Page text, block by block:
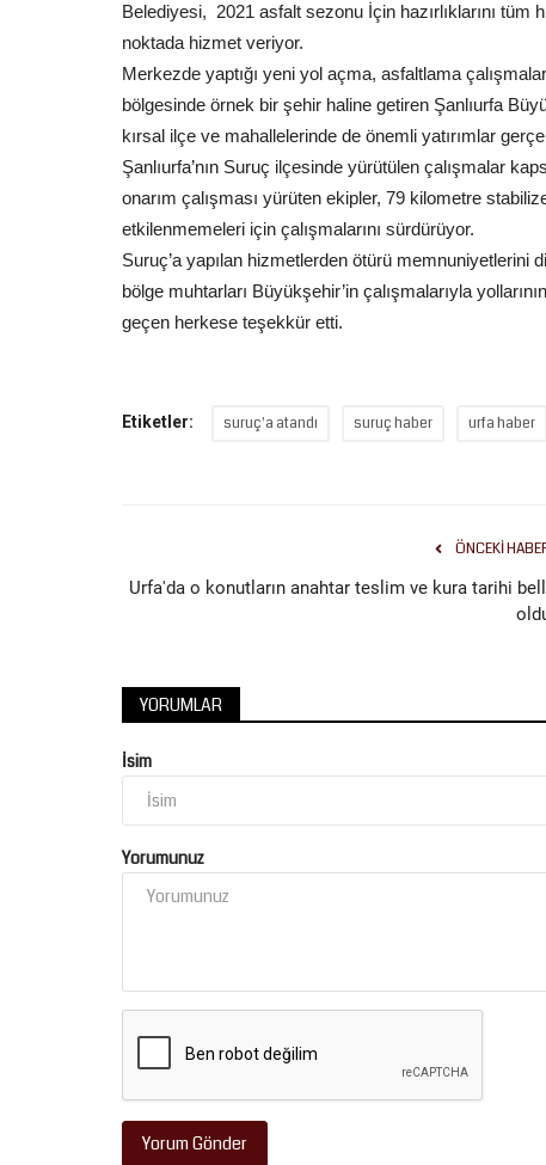
Belediyesi, 2021 asfalt sezonu İçin hazırlıklarını tüm
noktada hizmet veriyor.
Merkezde yaptığı yeni yol açma, asfaltlama
bölgesinde örnek bir şehir haline getiren Şanlıurfa
kırsal ilçe ve mahallelerinde de önemli yatırımlar
Şanlıurfa’nın Suruç ilçesinde yürütülen çalışmalar
onarım çalışması yürüten ekipler, 79 kilometre
etkilenmemeleri için çalışmalarını sürdürüyor.
Suruç’a yapılan hizmetlerden ötürü
bölge muhtarları Büyükşehir’in çalışmalarıyla
geçen herkese teşekkür etti.
Etiketler: suruç'a atandı suruç haber urfa haber
ÖNCEKI
Urfa'da o konutların anahtar teslim ve kura tarihi
YORUMLAR
İsim
Yorumunuz
Yorum Gönder
Siyaset
Karaköprü Yaşam Park Çürümeye
Edildi: Milyonluk Yaşam...
Karaköprü Yaşam Park kompleksinde